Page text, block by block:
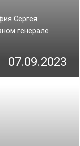
Сергея
генерале
07.09.2023